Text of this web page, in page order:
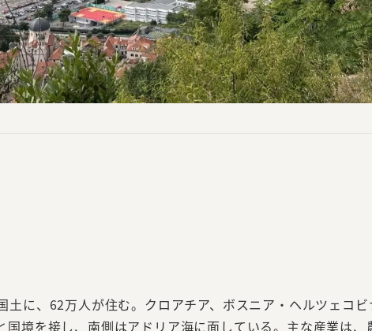
に、62万人が住む。クロアチア、ボスニア・ヘルツェコ
国境を接し、南側はアドリア海に面している。主な産業は、